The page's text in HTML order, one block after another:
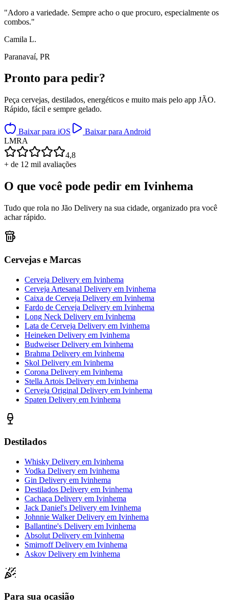
"Adoro a variedade. Sempre acho o que procuro, especialmente os
combos."
Camila L.
Paranavaí, PR
Pronto para pedir?
Peça cervejas, destilados, energéticos e muito mais pelo app JÃO.
Rápido, fácil e sempre gelado.
Baixar para iOS
Baixar para Android
LMRA
4,8
+ de 12 mil avaliações
O que você pode pedir em Ivinhema
Tudo que rola no Jão Delivery na sua cidade, organizado pra você
achar rápido.
Cervejas e Marcas
Cerveja Delivery em Ivinhema
Cerveja Artesanal Delivery em Ivinhema
Caixa de Cerveja Delivery em Ivinhema
Fardo de Cerveja Delivery em Ivinhema
Long Neck Delivery em Ivinhema
Lata de Cerveja Delivery em Ivinhema
Heineken Delivery em Ivinhema
Budweiser Delivery em Ivinhema
Brahma Delivery em Ivinhema
Skol Delivery em Ivinhema
Corona Delivery em Ivinhema
Stella Artois Delivery em Ivinhema
Cerveja Original Delivery em Ivinhema
Spaten Delivery em Ivinhema
Destilados
Whisky Delivery em Ivinhema
Vodka Delivery em Ivinhema
Gin Delivery em Ivinhema
Destilados Delivery em Ivinhema
Cachaça Delivery em Ivinhema
Jack Daniel's Delivery em Ivinhema
Johnnie Walker Delivery em Ivinhema
Ballantine's Delivery em Ivinhema
Absolut Delivery em Ivinhema
Smirnoff Delivery em Ivinhema
Askov Delivery em Ivinhema
Para sua ocasião